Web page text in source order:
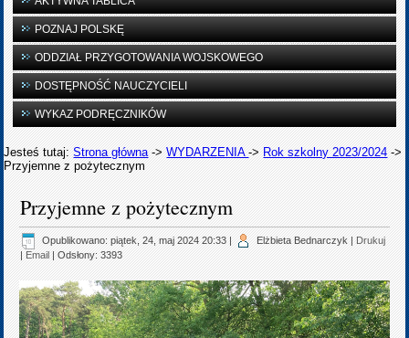
POZNAJ POLSKĘ
ODDZIAŁ PRZYGOTOWANIA WOJSKOWEGO
DOSTĘPNOŚĆ NAUCZYCIELI
WYKAZ PODRĘCZNIKÓW
Jesteś tutaj:Strona główna ->WYDARZENIA-> Rok szkolny 2023/2024 ->
Przyjemne z pożytecznym
Przyjemne z pożytecznym
Opublikowano: piątek, 24, maj 2024 20:33 | Elżbieta Bednarczyk |Drukuj
|Email | Odsłony: 3393